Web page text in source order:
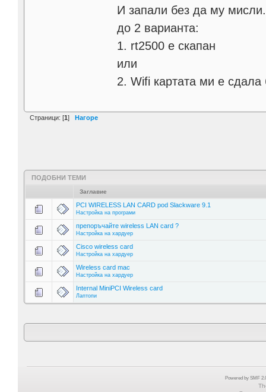
И запали без да му
до 2 варианта:
1. rt2500 е скапан
или
2. Wifi картата ми е
Страници: [1] Нагоре
ПОДОБНИ ТЕМИ
Заглавие
PCI WIRELESS LAN CARD pod Slackware 9.1
Настройка на програми
препоръчайте wireless LAN card ?
Настройка на хардуер
Cisco wireless card
Настройка на хардуер
Wireless card mac
Настройка на хардуер
Internal MiniPCI Wireless card
Лаптопи
Powered by SMF